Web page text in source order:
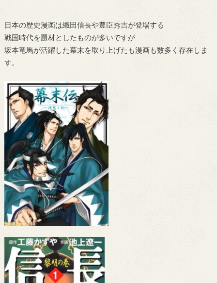
日本の歴史漫画は織田信長や豊臣秀吉が登場する
戦国時代を題材としたものが多いですが
坂本竜馬が活躍した幕末を取り上げたも漫画も数多く存在しま
す。